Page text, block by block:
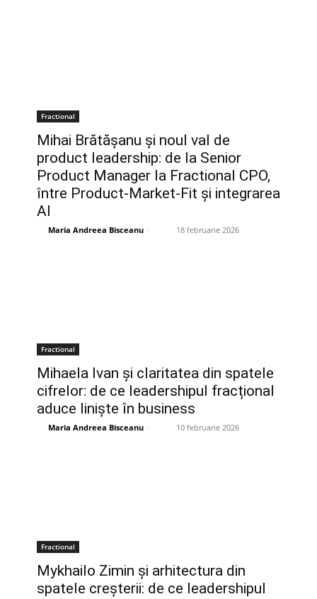
Fractional
Mihai Brătășanu și noul val de
product leadership: de la Senior
Product Manager la Fractional CPO,
între Product-Market-Fit și integrarea
AI
Maria Andreea Bisceanu - 18 februarie 2026
Fractional
Mihaela Ivan și claritatea din spatele
cifrelor: de ce leadershipul fracțional
aduce liniște în business
Maria Andreea Bisceanu - 10 februarie 2026
Fractional
Mykhailo Zimin și arhitectura din
spatele creșterii: de ce leadershipul